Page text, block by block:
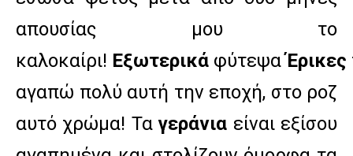
απουσίας μου το
καλοκαίρι! Εξωτερικά φύτεψαΈρικες
αγαπώ πολύ αυτή την εποχή, στο ροζ
αυτό χρώμα! Ταγεράνια είναι εξίσου